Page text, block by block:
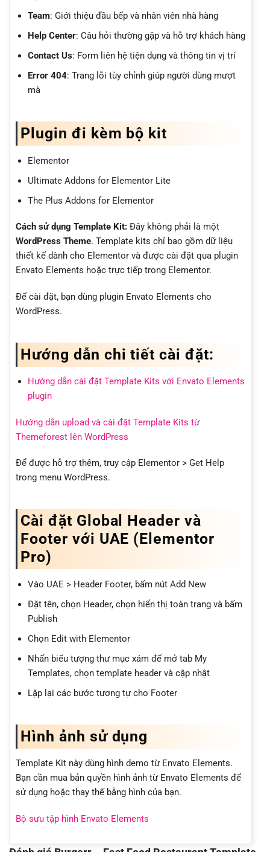
Team: Giới thiệu đầu bếp và nhân viên nhà hàng
Help Center: Câu hỏi thường gặp và hỗ trợ khách hàng
Contact Us: Form liên hệ tiện dụng và thông tin vị trí
Error 404: Trang lỗi tùy chỉnh giúp người dùng mượt
mà
Plugin đi kèm bộ kit
Elementor
Ultimate Addons for Elementor Lite
The Plus Addons for Elementor
Cách sử dụng Template Kit: Đây không phải là một
WordPress Theme. Template kits chỉ bao gồm dữ liệu
thiết kế dành cho Elementor và được cài đặt qua plugin
Envato Elements hoặc trực tiếp trong Elementor.
Để cài đặt, bạn dùng plugin Envato Elements cho
WordPress.
Hướng dẫn chi tiết cài đặt:
Hướng dẫn cài đặt Template Kits với Envato Elements
plugin
Hướng dẫn upload và cài đặt Template Kits từ
Themeforest lên WordPress
Để được hỗ trợ thêm, truy cập Elementor > Get Help
trong menu WordPress.
Cài đặt Global Header và
Footer với UAE (Elementor
Pro)
Vào UAE > Header Footer, bấm nút Add New
Đặt tên, chọn Header, chọn hiển thị toàn trang và bấm
Publish
Chọn Edit with Elementor
Nhấn biểu tượng thư mục xám để mở tab My
Templates, chọn template header và cập nhật
Lặp lại các bước tương tự cho Footer
Hình ảnh sử dụng
Template Kit này dùng hình demo từ Envato Elements.
Bạn cần mua bản quyền hình ảnh từ Envato Elements để
sử dụng hoặc thay thế bằng hình của bạn.
Bộ sưu tập hình Envato Elements